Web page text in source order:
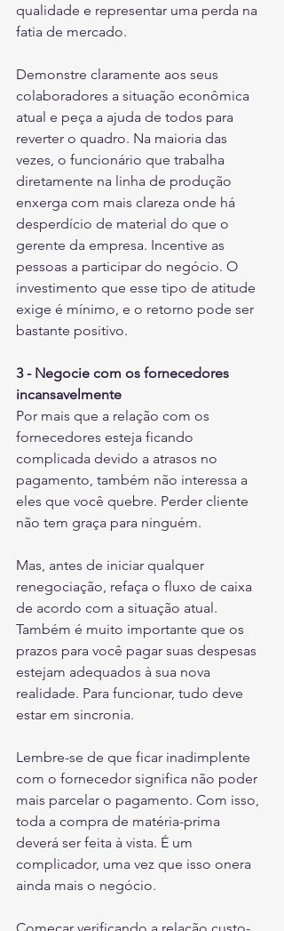
qualidade e representar uma perda na
fatia de mercado.
Demonstre claramente aos seus
colaboradores a situação econômica
atual e peça a ajuda de todos para
reverter o quadro. Na maioria das
vezes, o funcionário que trabalha
diretamente na linha de produção
enxerga com mais clareza onde há
desperdício de material do que o
gerente da empresa. Incentive as
pessoas a participar do negócio. O
investimento que esse tipo de atitude
exige é mínimo, e o retorno pode ser
bastante positivo.
3 - Negocie com os fornecedores
incansavelmente
Por mais que a relação com os
fornecedores esteja ficando
complicada devido a atrasos no
pagamento, também não interessa a
eles que você quebre. Perder cliente
não tem graça para ninguém.
Mas, antes de iniciar qualquer
renegociação, refaça o fluxo de caixa
de acordo com a situação atual.
Também é muito importante que os
prazos para você pagar suas despesas
estejam adequados à sua nova
realidade. Para funcionar, tudo deve
estar em sincronia.
Lembre-se de que ficar inadimplente
com o fornecedor significa não poder
mais parcelar o pagamento. Com isso,
toda a compra de matéria-prima
deverá ser feita à vista. É um
complicador, uma vez que isso onera
ainda mais o negócio.